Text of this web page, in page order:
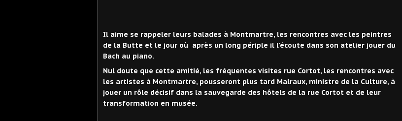
Il aime se rappeler leurs balades à Montmartre, les rencontres avec les peintres
de la Butte et le jour où après un long périple il l'écoute dans son atelier jouer du
Bach au piano.
Nul doute que cette amitié, les fréquentes visites rue Cortot, les rencontres avec
les artistes à Montmartre, pousseront plus tard Malraux, ministre de la Culture, à
jouer un rôle décisif dans la sauvegarde des hôtels de la rue Cortot et de leur
transformation en musée.